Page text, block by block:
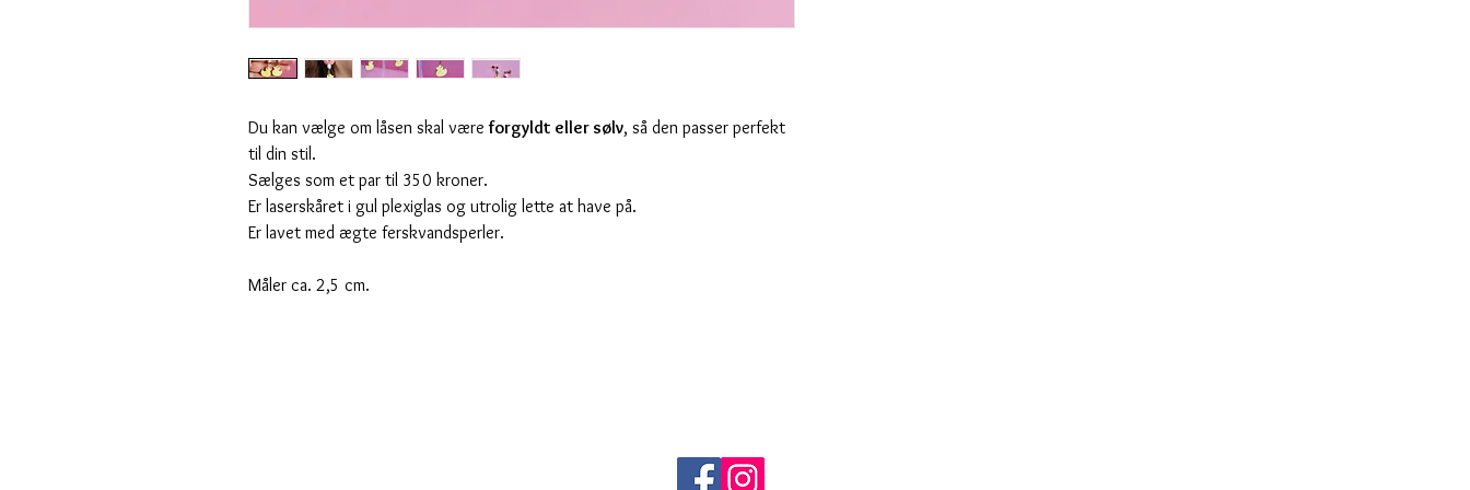
Du kan vælge om låsen skal væreforgyldt eller sølv, så den passer perfekt
til din stil.
Sælges som et par til 350 kroner.
Er laserskåret i gul plexiglas og utrolig lette at have på.
Er lavet med ægte ferskvandsperler.
Måler ca. 2,5 cm.